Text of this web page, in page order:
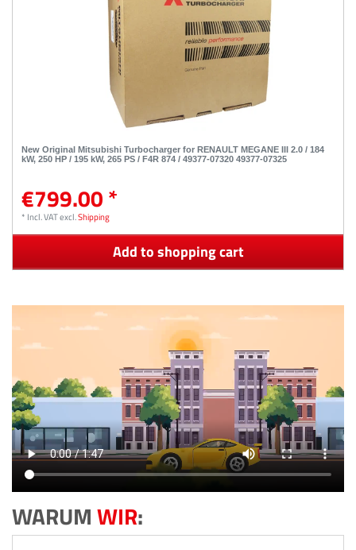
New Original Mitsubishi Turbocharger for RENAULT MEGANE III 2.0 / 184
kW, 250 HP / 195 kW, 265 PS / F4R 874 / 49377-07320 49377-07325
€799.00 *
* Incl. VATexcl.Shipping
Add to shopping cart
WARUMWIR: